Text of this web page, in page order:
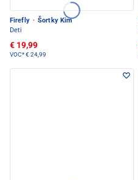
Firefly · Šortky Kim
Deti
€ 19,99
VOC*€ 24,99